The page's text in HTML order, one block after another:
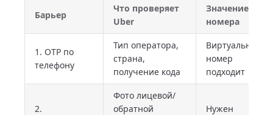
Барьер
Что проверяет
Uber
Значение
номера
1. OTP по
телефону
Тип оператора,
страна,
получение кода
Виртуальный
номер
подходит
2.
Фото лицевой/
обратной
Нужен